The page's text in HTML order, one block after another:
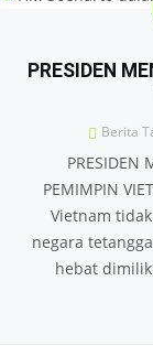
PRESIDEN
Berita
PRESIDEN
PEMIMPIN
Vietnam
negara
hebat